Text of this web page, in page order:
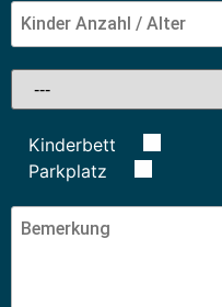
Kinderbett
Parkplatz